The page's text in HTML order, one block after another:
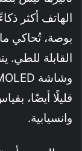
وانسيابية.